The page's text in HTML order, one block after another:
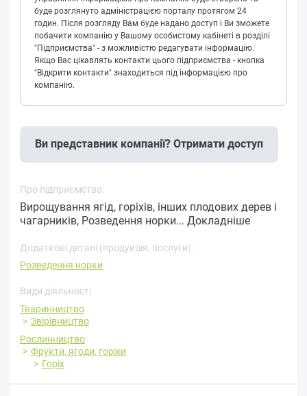
буде розглянуто адміністрацією порталу протягом 24
годин. Після розгляду Вам буде надано доступ і Ви зможете
побачити компанію у Вашому особистому кабінеті в розділі
"Підприємства" - з можливістю редагувати інформацію.
Якщо Вас цікавлять контакти цього підприємства - кнопка
"Відкрити контакти" знаходиться під інформацією про
компанію.
Ви представник компанії? Отримати доступ
Про підприємство:
Вирощування ягід, горіхів, інших плодових дерев і
чагарників, Розведення норки... Докладніше
Додаткові деталі (продукція, послуги) :
Розведення норки
Види діяльності
Тваринництво
Звірівництво
Рослинництво
Фрукти, ягоди, горіхи
Горіх